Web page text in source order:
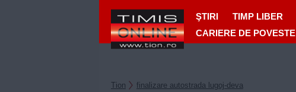
ŞTIRI TIMP LIBER
CARIERE DE POVESTE
Tion finalizare autostrada lugoj-deva